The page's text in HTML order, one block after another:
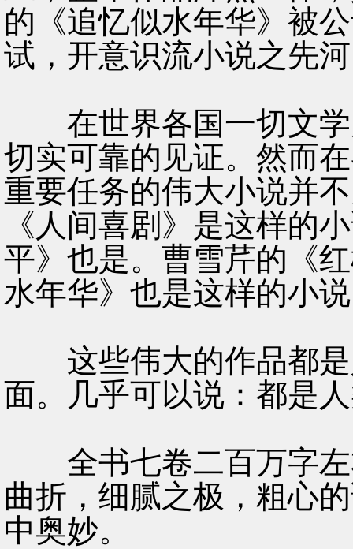
的《追忆似水年华》被
试，开意识流小说之先
在世界各国一切文学
切实可靠的见证。然而
重要任务的伟大小说并
《人间喜剧》是这样的
平》也是。曹雪芹的《
水年华》也是这样的小
这些伟大的作品都是
面。几乎可以说：都是
全书七卷二百万字左
曲折，细腻之极，粗心
中奥妙。